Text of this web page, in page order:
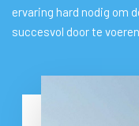
ervaring hard nodig om
succesvol door te